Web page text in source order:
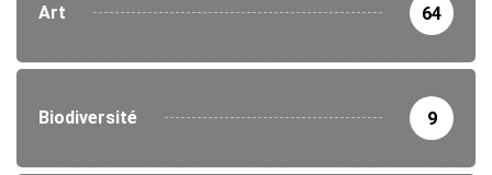
Art 64
Biodiversité 9